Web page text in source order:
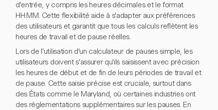
d'entrée, y compris les heures décimales et le format
HH:MM. Cette flexibilité aide à s'adapter aux préférences
des utilisateurs et garantit que tous les calculs reflètent les
heures de travail et de pause réelles.
Lors de l'utilisation d'un calculateur de pauses simple, les
utilisateurs doivent s'assurer qu'ils saisissent avec précision
les heures de début et de fin de leurs périodes de travail et
de pause. Cette saisie précise est cruciale, surtout dans
des États comme le Maryland, où certaines industries ont
des réglementations supplémentaires sur les pauses. En